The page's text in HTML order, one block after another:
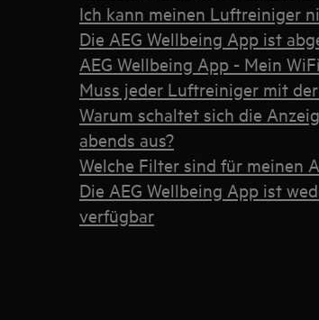
Ich kann meinen Luftreiniger
Die AEG Wellbeing App ist
AEG Wellbeing App - Mein
Muss jeder Luftreiniger mit
Warum schaltet sich die
abends aus?
Welche Filter sind für meinen
Die AEG Wellbeing App ist
verfügbar